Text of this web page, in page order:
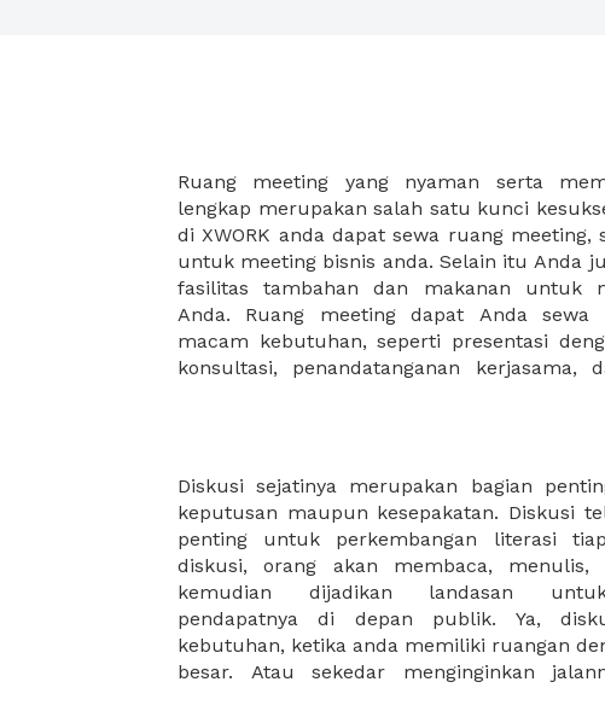
Ruang meeting yang nyaman serta
lengkap merupakan salah satu kunci
di XWORK anda dapat sewa ruang meeting,
untuk meeting bisnis anda. Selain itu Anda
fasilitas tambahan dan makanan untuk
Anda. Ruang meeting dapat Anda sewa
macam kebutuhan, seperti presentasi
konsultasi, penandatanganan kerjasama,
meeting juga dapat diatur susunan
kebutuhan dan ketersediaan ruangan.
dapat Anda pilih berdasarkan corak
strategis, harga yang sesuai dengan
ataupun disesuaikan dengan
meeting room di XWORK akan
Diskusi sejatinya merupakan bagian
keputusan maupun kesepakatan. Diskusi
penting untuk perkembangan literasi
diskusi, orang akan membaca, menulis,
kemudian dijadikan landasan
pendapatnya di depan publik. Ya,
kebutuhan, ketika anda memiliki ruangan
besar. Atau sekedar menginginkan
suasana yang berbeda. Anda memerlukan
Dan memastikan ruangan yan tersedia.
anda mencari bentuk ruangan yang seperti
telah tersedia pilihan yang sesuai
harga kami yang terjangkau dan fleksibel
tida perlu mengkhawatirkan biaya